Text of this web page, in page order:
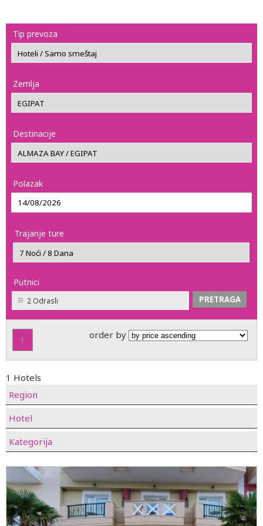
Tip prevoza
Zemlja
Destinacije
Polazak
Trajanje ture
Putnici
2 Odrasli
1 order by
1 Hotels
Region
Hotel
Kategorija